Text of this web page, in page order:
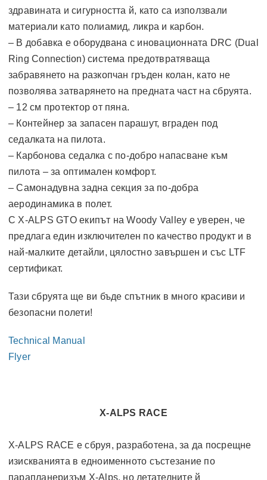
здравината и сигурността й, като са използвали
материали като полиамид, ликра и карбон.
– В добавка е оборудвана с иновационната DRC (Dual
Ring Connection) система предотвратяваща
забравянето на разкопчан гръден колан, като не
позволява затварянето на предната част на сбруята.
– 12 см протектор от пяна.
– Контейнер за запасен парашут, вграден под
седалката на пилота.
– Карбонова седалка с по-добро напасване към
пилота – за оптимален комфорт.
– Самонадувна задна секция за по-добра
аеродинамика в полет.
С X-ALPS GTO екипът на Woody Valley е уверен, че
предлага един изключителен по качество продукт и в
най-малките детайли, цялостно завършен и със LTF
сертификат.
Тази сбруята ще ви бъде спътник в много красиви и
безопасни полети!
Technical Manual
Flyer
X-ALPS RACE
X-ALPS RACE е сбруя, разработена, за да посрещне
изискванията в едноименното състезание по
парапланеризъм X-Alps, но летателните й